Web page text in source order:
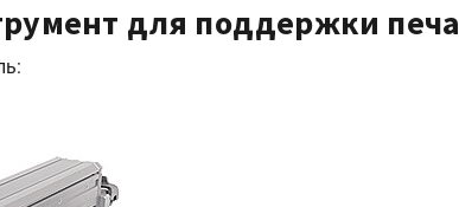
для поддержки